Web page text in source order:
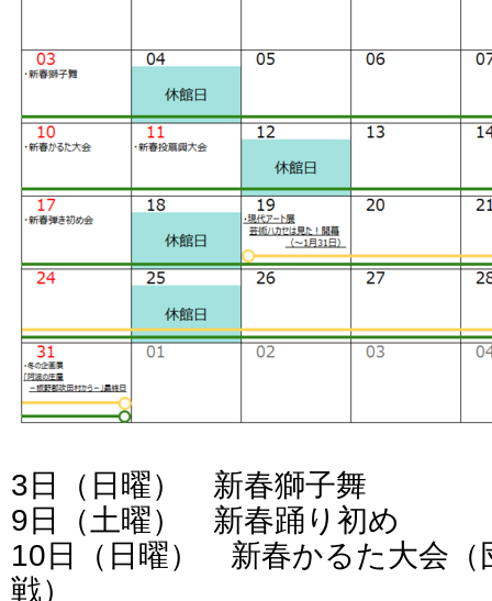
3日（日曜） 新春獅子舞
9日（土曜） 新春踊り初め
10日（日曜） 新春かるた大会（
戦）